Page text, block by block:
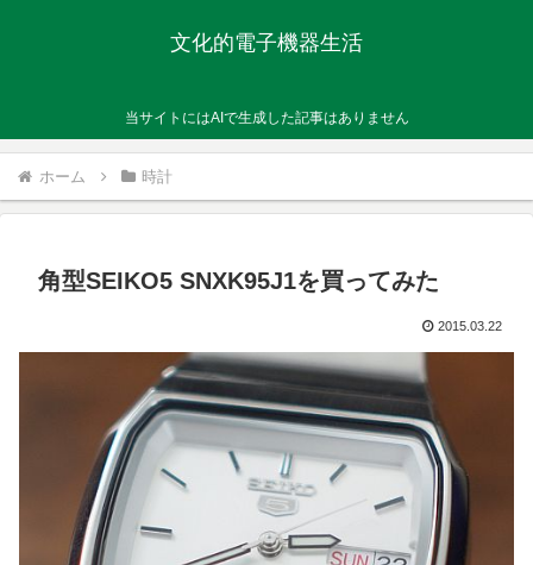
文化的電子機器生活
当サイトにはAIで生成した記事はありません
ホーム 時計
角型SEIKO5 SNXK95J1を買ってみた
2015.03.22